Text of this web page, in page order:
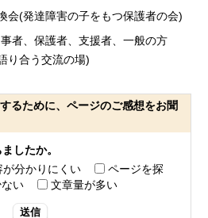
会(発達障害の子をもつ保護者の会)
者、保護者、支援者、一般の方
り合う交流の場)
るために、ページのご感想をお聞
したか。
が分かりにくい
ページを探
い 文章量が多い
送信